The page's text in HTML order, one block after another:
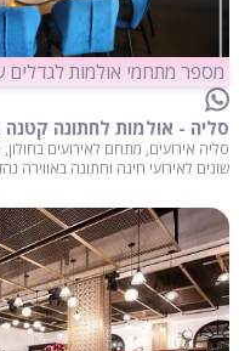
מספר מתחמי אולמות לגדלים
סליה - אולמות לחתונה קטנה
סליה אירועים, מתחם לאירועים
שונים לאירועי חינה וחתונה באווירה